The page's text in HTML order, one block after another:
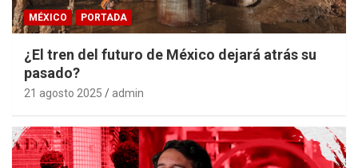
MÉXICO PORTADA
¿El tren del futuro de México dejará atrás su
pasado?
21 agosto 2025 admin